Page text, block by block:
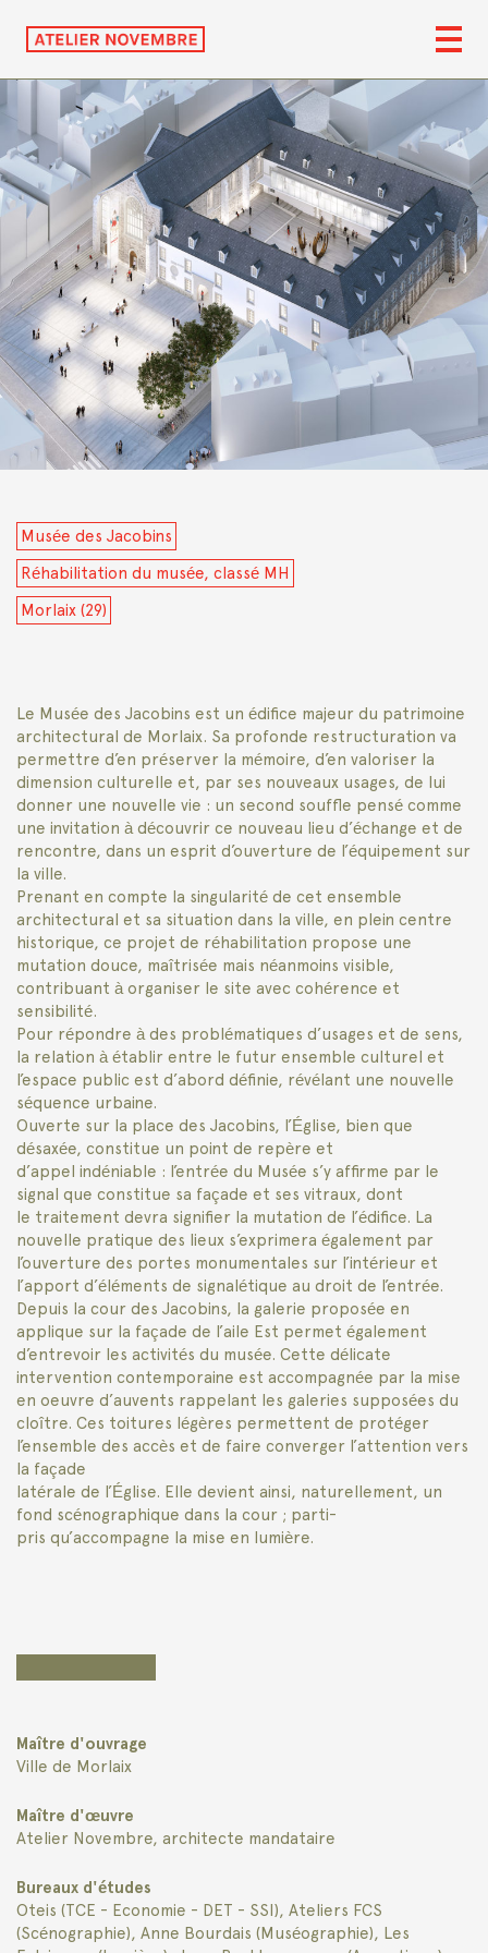
Musée des Jacobins
Réhabilitation du musée, classé MH
Morlaix (29)
Le Musée des Jacobins est un édifice majeur du patrimoine
architectural de Morlaix. Sa profonde restructuration va
permettre d’en préserver la mémoire, d’en valoriser la
dimension culturelle et, par ses nouveaux usages, de lui
donner une nouvelle vie : un second souffle pensé comme
une invitation à découvrir ce nouveau lieu d’échange et de
rencontre, dans un esprit d’ouverture de l’équipement sur
la ville.
Prenant en compte la singularité de cet ensemble
architectural et sa situation dans la ville, en plein centre
historique, ce projet de réhabilitation propose une
mutation douce, maîtrisée mais néanmoins visible,
contribuant à organiser le site avec cohérence et
sensibilité.
Pour répondre à des problématiques d’usages et de sens,
la relation à établir entre le futur ensemble culturel et
l’espace public est d’abord définie, révélant une nouvelle
séquence urbaine.
Ouverte sur la place des Jacobins, l’Église, bien que
désaxée, constitue un point de repère et
d’appel indéniable : l’entrée du Musée s’y affirme par le
signal que constitue sa façade et ses vitraux, dont
le traitement devra signifier la mutation de l’édifice. La
nouvelle pratique des lieux s’exprimera également par
l’ouverture des portes monumentales sur l’intérieur et
l’apport d’éléments de signalétique au droit de l’entrée.
Depuis la cour des Jacobins, la galerie proposée en
applique sur la façade de l’aile Est permet également
d’entrevoir les activités du musée. Cette délicate
intervention contemporaine est accompagnée par la mise
en oeuvre d’auvents rappelant les galeries supposées du
cloître. Ces toitures légères permettent de protéger
l’ensemble des accès et de faire converger l’attention vers
la façade
latérale de l’Église. Elle devient ainsi, naturellement, un
fond scénographique dans la cour ; parti-
pris qu’accompagne la mise en lumière.
Maître d'ouvrage
Ville de Morlaix
Maître d'œuvre
Atelier Novembre, architecte mandataire
Bureaux d'études
Oteis (TCE - Economie - DET - SSI), Ateliers FCS
(Scénographie), Anne Bourdais (Muséographie), Les